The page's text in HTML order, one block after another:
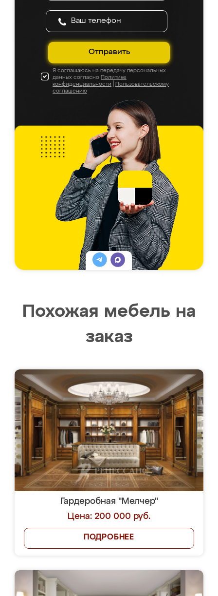
Отправить
Я соглашаюсь на передачу персональных
данных согласно Политике
конфиденциальности
Пользовательскому
соглашению
Похожая мебель на
заказ
Гардеробная "Мелчер"
Цена: 200 000 руб.
ПОДРОБНЕЕ